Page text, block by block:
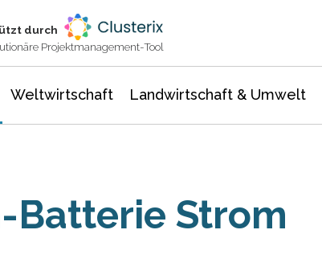
durch
Projektmanagement-Tool
Weltwirtschaft Landwirtschaft & Umwelt
Batterie Strom